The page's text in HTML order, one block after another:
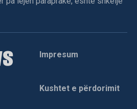
Impresum
Kushtet e përdorimit